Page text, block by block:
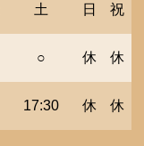
土 日 祝
○ 休 休
17:30 休 休